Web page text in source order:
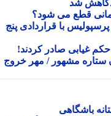
شد
قطع می شود؟
با قراردادی پنج
صادر کردند!
مشهور / مهر خروج